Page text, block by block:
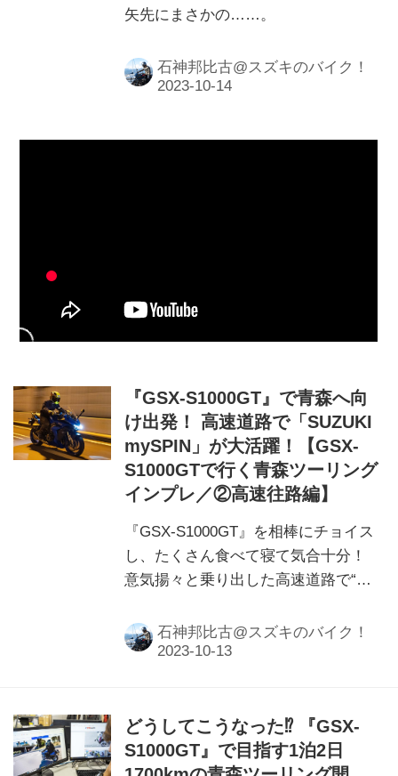
矢先にまさかの……。
石神邦比古@スズキのバイク！
『GSX-S1000GT』で青森へ向
け出発！ 高速道路で「SUZUKI
mySPIN」が大活躍！【GSX-
S1000GTで行く青森ツーリング
インプレ／②高速往路編】
『GSX-S1000GT』を相棒にチョイス
し、たくさん食べて寝て気合十分！
意気揚々と乗り出した高速道路で“あ
石神邦比古@スズキのバイク！
どうしてこうなった⁉ 『GSX-
S1000GT』で目指す1泊2日